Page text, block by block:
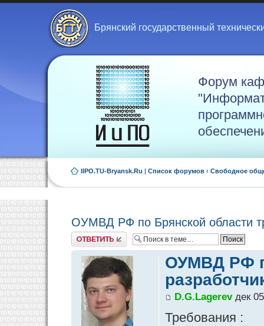
Брянский государственный
Форум
IIPO.TU-Bryansk.Ru | Список форумов ‹ Свободное
ОУМВД РФ по Брянской области
Ответить
ОУМВД РФ
D.G.Lagerevдек
Требования :